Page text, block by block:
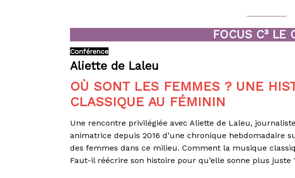
FOCUS C³ LE
Conférence
Aliette de Laleu
OÙ SONT LES FEMMES ? UNE
CLASSIQUE AU FÉMININ
Une rencontre privilégiée avec Aliette de Laleu,
animatrice depuis 2016 d’une chronique hebdomadaire
des femmes dans ce milieu. Comment la musique
Faut-il réécrire son histoire pour qu’elle sonne plus juste